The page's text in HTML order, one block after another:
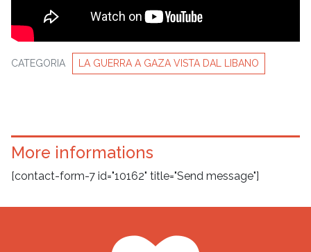
CATEGORIA LA GUERRA A GAZA VISTA DAL LIBANO
More informations
[contact-form-7 id="10162" title="Send message"]